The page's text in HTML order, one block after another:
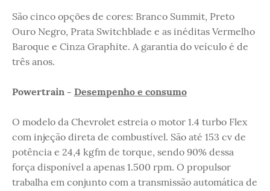
São cinco opções de cores: Branco Summit, Preto
Ouro Negro, Prata Switchblade e as inéditas Vermelho
Baroque e Cinza Graphite. A garantia do veículo é de
três anos.
Powertrain - Desempenho e consumo
O modelo da Chevrolet estreia o motor 1.4 turbo Flex
com injeção direta de combustível. São até 153 cv de
potência e 24,4 kgfm de torque, sendo 90% dessa
força disponível a apenas 1.500 rpm. O propulsor
trabalha em conjunto com a transmissão automática de